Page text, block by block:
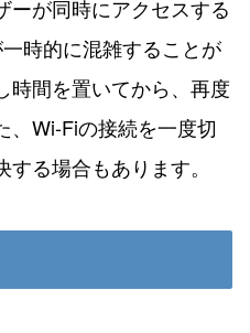
ーが同時にアクセスする
時的に混雑することが
時間を置いてから、再度
、Wi-Fiの接続を一度切
る場合もあります。